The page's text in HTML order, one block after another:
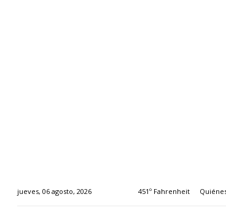
jueves, 06 agosto, 2026 451º Fahrenheit